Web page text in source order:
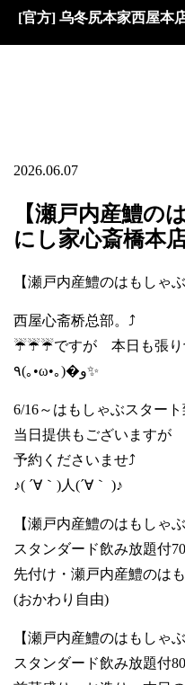
[官方] 乌冬尻本家西屋本
2026.06.07
【瀬戸内産鱧の
にし家心斎橋本
【瀬戸内産鱧のはもしゃ
西屋心斋桥总部。⤴️
☔☔☔ですが 本日も張り
٩(｡•ω•｡)�و✨
6/16～はもしゃぶスター
当日提供もございます
予約くださいませ⤴️
♪( ´∀｀)人(´∀｀ )♪
【瀬戸内産鱧のはもしゃ
スタンダード飲み放題付
先付け・瀬戸内産鱧のは
(おかわり自由)
【瀬戸内産鱧のはもしゃ
スタンダード飲み放題付